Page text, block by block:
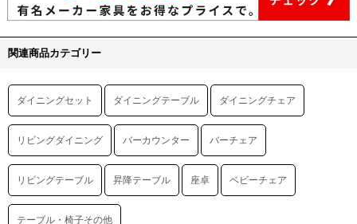
関連商品カテゴリー
ダイニングセット ダイニングテーブル ダイニングチェア
リビングダイニング バーカウンター バーチェア
リビングテーブル 昇降テーブル 座卓 ベビーチェア
テーブル・椅子その他